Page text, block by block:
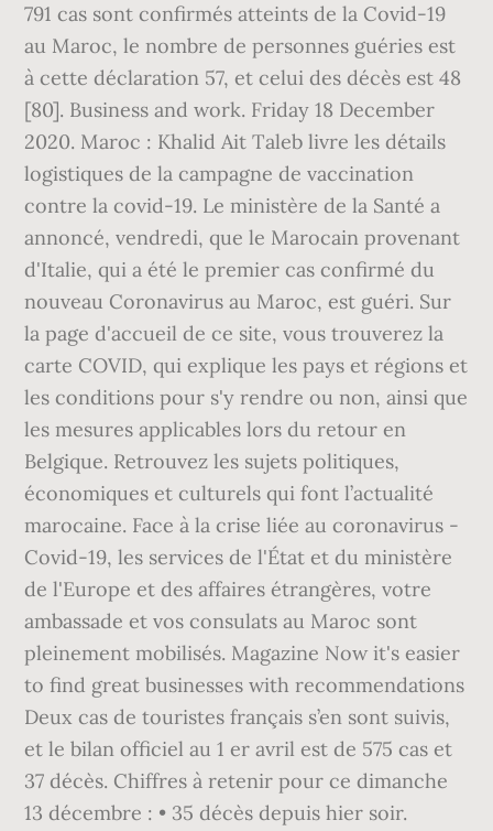
791 cas sont confirmés atteints de la Covid-19
au Maroc, le nombre de personnes guéries est
à cette déclaration 57, et celui des décès est 48
[80]. Business and work. Friday 18 December
2020. Maroc : Khalid Ait Taleb livre les détails
logistiques de la campagne de vaccination
contre la covid-19. Le ministère de la Santé a
annoncé, vendredi, que le Marocain provenant
d'Italie, qui a été le premier cas confirmé du
nouveau Coronavirus au Maroc, est guéri. Sur
la page d'accueil de ce site, vous trouverez la
carte COVID, qui explique les pays et régions et
les conditions pour s'y rendre ou non, ainsi que
les mesures applicables lors du retour en
Belgique. Retrouvez les sujets politiques,
économiques et culturels qui font l’actualité
marocaine. Face à la crise liée au coronavirus -
Covid-19, les services de l'État et du ministère
de l'Europe et des affaires étrangères, votre
ambassade et vos consulats au Maroc sont
pleinement mobilisés. Magazine Now it's easier
to find great businesses with recommendations
Deux cas de touristes français s’en sont suivis,
et le bilan officiel au 1 er avril est de 575 cas et
37 décès. Chiffres à retenir pour ce dimanche
13 décembre : • 35 décès depuis hier soir.